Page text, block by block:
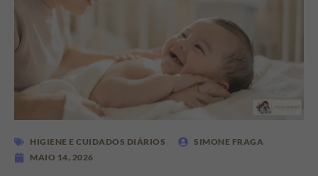
HIGIENE E CUIDADOS DIÁRIOS
SIMONE FRAGA
MAIO 14, 2026